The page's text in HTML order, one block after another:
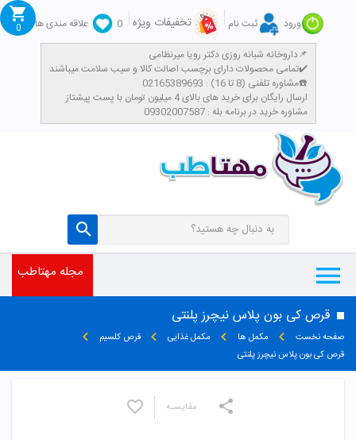
ورود ثبت نام تخفیفات ویژه 0
علاقه مندی ها
داروخانه شبانه روزی دکتر رویا میرنظامی📌
تمامی محصولات دارای برچسب اصالت کالا و سیب سلامت میباشند✔️
مشاوره تلفنی (8 تا 16) : 02165389693☎️
​ارسال رایگان برای خرید های بالای 4 میلیون تومان با پست پیشتاز
مشاوره خرید در برنامه بله : 09302007587
0
مجله مهتاطب
قرص کی بون پلاس نیچرز پلنتی
صفحه نخست مکمل ها مکمل غذایی
قرص کلسیم
قرص کی بون پلاس نیچرز پلنتی
مقایسـه